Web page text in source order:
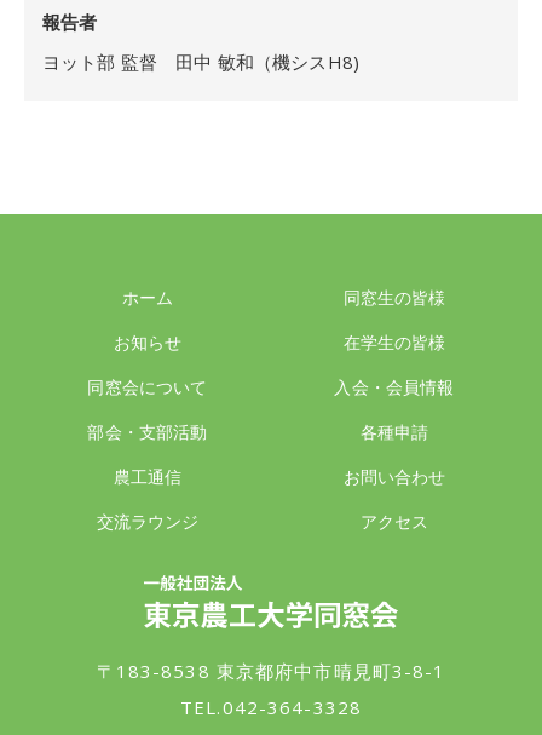
報告者
ヨット部 監督 田中 敏和（機シスH8)
ホーム
お知らせ
同窓会について
部会・支部活動
農工通信
交流ラウンジ
同窓生の皆様
在学生の皆様
入会・会員情報
各種申請
お問い合わせ
アクセス
〒183-8538 東京都府中市晴見町3-8-1
TEL.042-364-3328